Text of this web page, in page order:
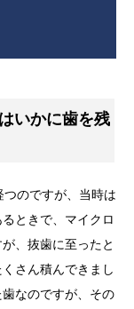
いかに歯を残
のですが、当時は
ときで、マイクロ
、抜歯に至ったと
さん積んできまし
なのですが、その